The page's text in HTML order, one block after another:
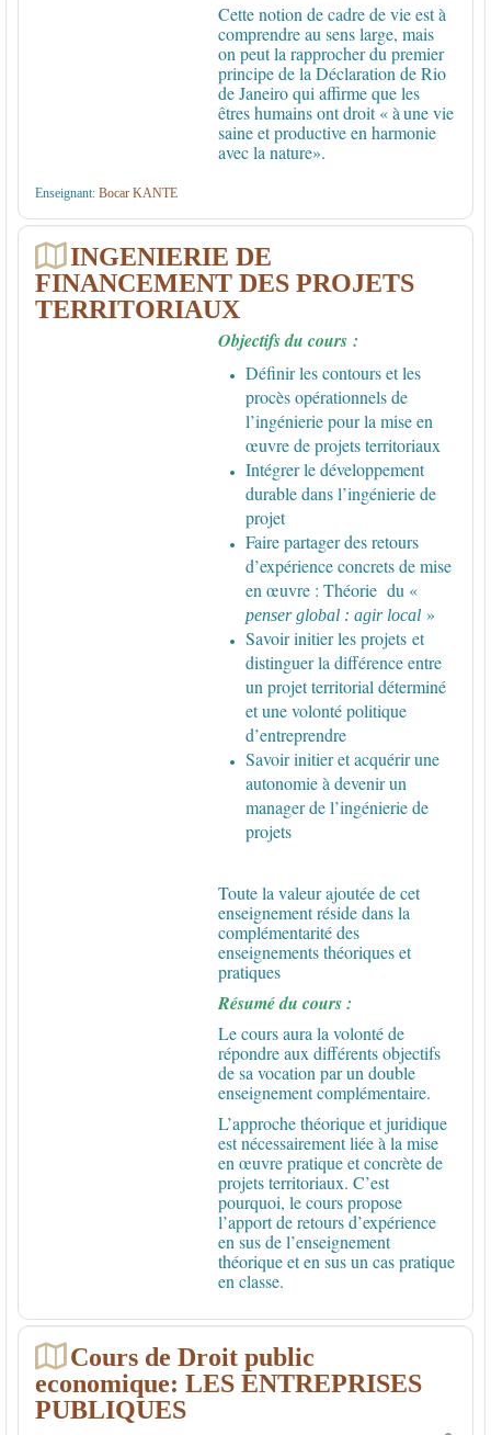
Cette notion de cadre de vie est à
comprendre au sens large, mais
on peut la rapprocher du premier
principe de la Déclaration de Rio
de Janeiro qui affirme que les
êtres humains ont droit « à une vie
saine et productive en harmonie
avec la nature».
Enseignant: Bocar KANTE
INGENIERIE DE
FINANCEMENT DES PROJETS
TERRITORIAUX
Objectifs du cours :
Définir les contours et les
procès opérationnels de
l’ingénierie pour la mise en
œuvre de projets territoriaux
Intégrer le développement
durable dans l’ingénierie de
projet
Faire partager des retours
d’expérience concrets de mise
en œuvre : Théorie du «
penser global : agir local »
Savoir initier les projets et
distinguer la différence entre
un projet territorial déterminé
et une volonté politique
d’entreprendre
Savoir initier et acquérir une
autonomie à devenir un
manager de l’ingénierie de
projets
Toute la valeur ajoutée de cet
enseignement réside dans la
complémentarité des
enseignements théoriques et
pratiques
Résumé du cours :
Le cours aura la volonté de
répondre aux différents objectifs
de sa vocation par un double
enseignement complémentaire.
L’approche théorique et juridique
est nécessairement liée à la mise
en œuvre pratique et concrète de
projets territoriaux. C’est
pourquoi, le cours propose
l’apport de retours d’expérience
en sus de l’enseignement
théorique et en sus un cas pratique
en classe.
Cours de Droit public
economique: LES ENTREPRISES
PUBLIQUES